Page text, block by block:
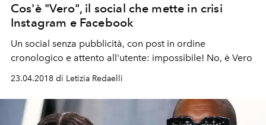
Cos'è "Vero", il social che mette in crisi
Instagram e Facebook
Un social senza pubblicità, con post in ordine
cronologico e attento all'utente: impossibile! No, è Vero
23.04.2018 di Letizia Redaelli